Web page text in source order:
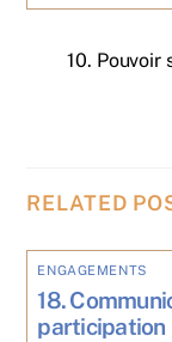
10. Pouvoir
RELATED
ENGAGEMENTS
18.
participation